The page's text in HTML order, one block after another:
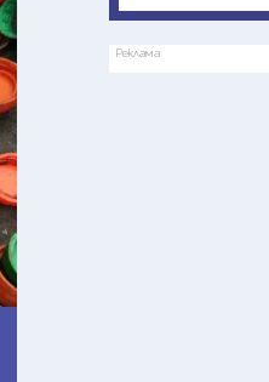
Реклама